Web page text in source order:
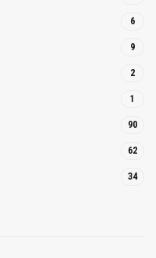
6
9
2
1
90
62
34